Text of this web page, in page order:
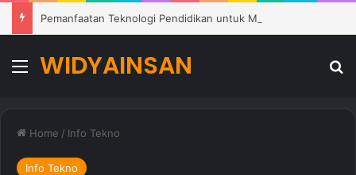
Menu
WIDYAINSAN
Home / Info Tekno
Info Tekno